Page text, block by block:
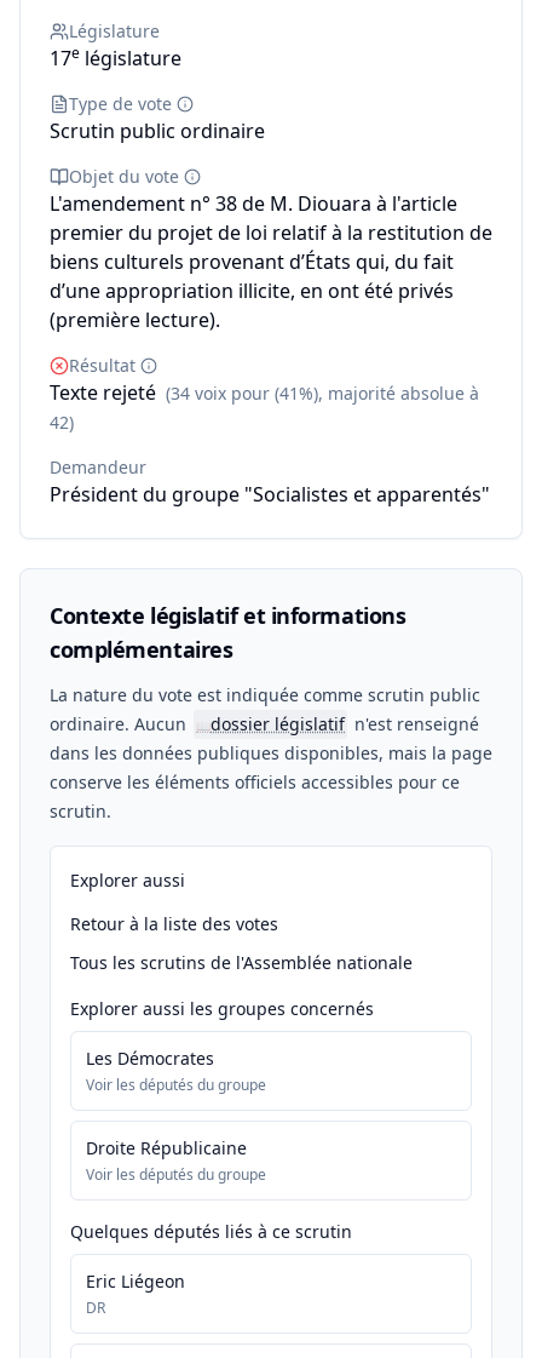
Législature
17e législature
Type de vote
Scrutin public ordinaire
Objet du vote
L'amendement n° 38 de M. Diouara à l'article
premier du projet de loi relatif à la restitution de
biens culturels provenant d’États qui, du fait
d’une appropriation illicite, en ont été privés
(première lecture).
Résultat
Texte rejeté (34 voix pour (41%), majorité absolue à
42)
Demandeur
Président du groupe "Socialistes et apparentés"
Contexte législatif et informations
complémentaires
La nature du vote est indiquée comme scrutin public
ordinaire. Aucun
📖dossier législatif n'est renseigné
dans les données publiques disponibles, mais la page
conserve les éléments officiels accessibles pour ce
scrutin.
Explorer aussi
Retour à la liste des votes
Tous les scrutins de l'Assemblée nationale
Explorer aussi les groupes concernés
Les Démocrates
Voir les députés du groupe
Droite Républicaine
Voir les députés du groupe
Quelques députés liés à ce scrutin
Eric Liégeon
DR